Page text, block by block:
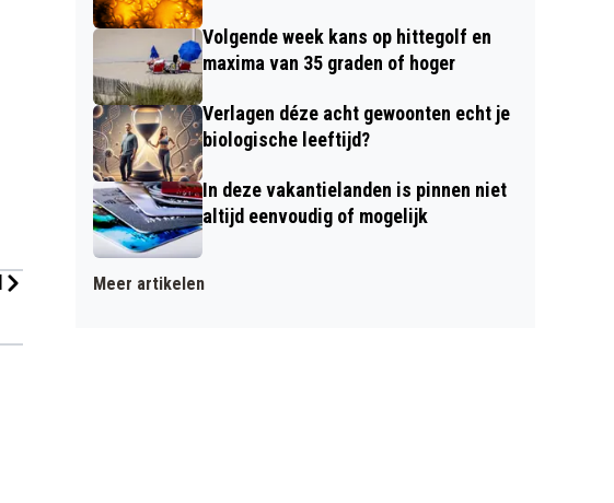
Volgende week kans op hittegolf en
maxima van 35 graden of hoger
Verlagen déze acht gewoonten echt je
biologische leeftijd?
In deze vakantielanden is pinnen niet
altijd eenvoudig of mogelijk
Meer artikelen